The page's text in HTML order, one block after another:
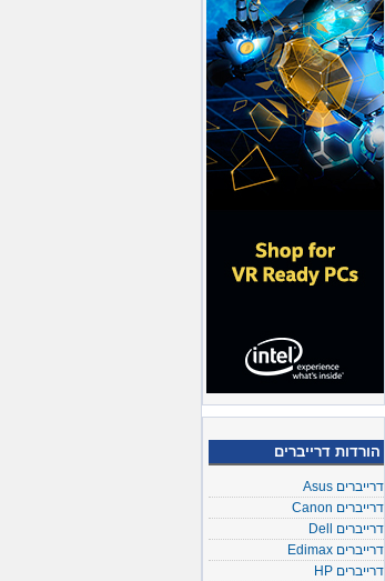
הורדות דרייברים
דרייברים Asus
דרייברים Canon
דרייברים Dell
דרייברים Edimax
דרייברים HP